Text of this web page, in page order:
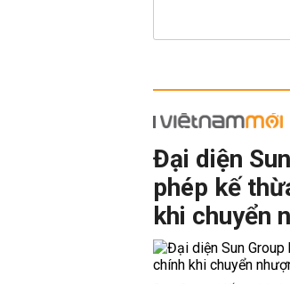
Đại diện
phép kế
khi chuyển